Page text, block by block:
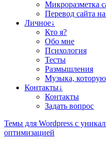
Микроразметка
Перевод сайта
Личное↓
Кто я?
Обо мне
Психология
Тесты
Размышления
Музыка,
Контакты↓
Контакты
Задать вопрос
Teмы для Wordpress с
оптимизацией